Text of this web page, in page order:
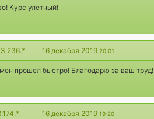
Курс улетный!
16 декабря 2019 20:01
прошел быстро! Благодарю за ваш труд!
16 декабря 2019 19:20